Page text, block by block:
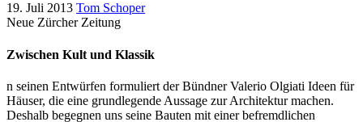
19. Juli 2013 Tom Schoper
Neue Zürcher Zeitung
Zwischen Kult und Klassik
n seinen Entwürfen formuliert der Bündner Valerio Olgiati Ideen für
Häuser, die eine grundlegende Aussage zur Architektur machen.
Deshalb begegnen uns seine Bauten mit einer befremdlichen